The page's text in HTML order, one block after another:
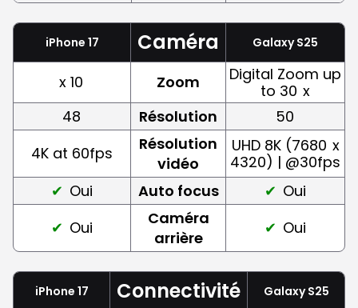
iPhone 17 Caméra Galaxy S25
x 10 Zoom
Digital Zoom up
to 30 x
48
Résolution
50
4K at 60fps
Résolution
vidéo
UHD 8K (7680 x
4320) | @30fps
Oui
Auto focus
Oui
Oui
Caméra
arrière
Oui
iPhone 17 Connectivité Galaxy S25